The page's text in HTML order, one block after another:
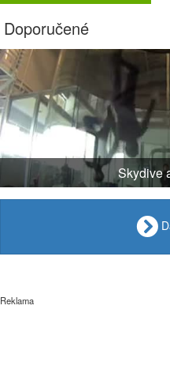
Doporučené
Skydive
Reklama